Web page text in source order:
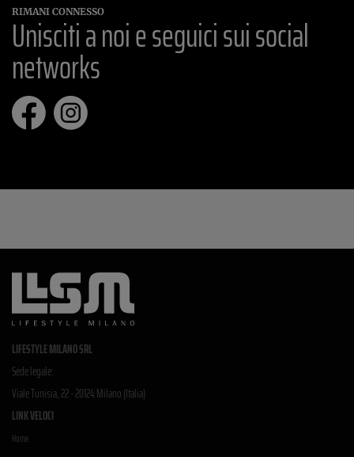
RIMANI CONNESSO
Unisciti a noi e seguici sui social
networks
LIFESTYLE MILANO SRL
Sede legale:
Viale Tunisia, 22 - 20124 Milano (Italia)
LINK VELOCI
Home